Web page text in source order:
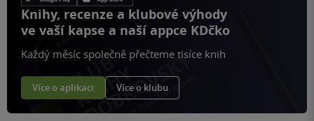
Knihy, recenze a klubové výhody
ve vaší kapse a naší appce KDčko
Každý měsíc společně přečteme tisíce knih
Více o aplikaci Více o klubu